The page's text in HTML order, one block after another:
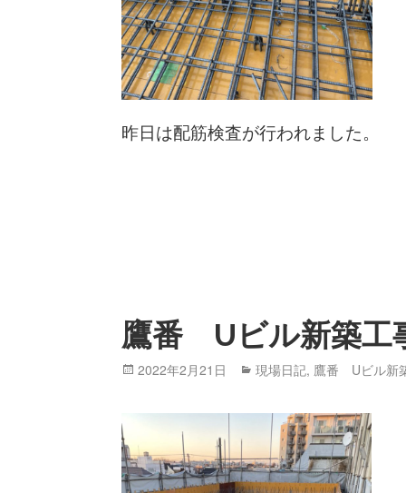
昨日は配筋検査が行われました。
鷹番 Uビル新築工
Posted
2022年2月21日 Categories
現場日記, 鷹番 Uビル新